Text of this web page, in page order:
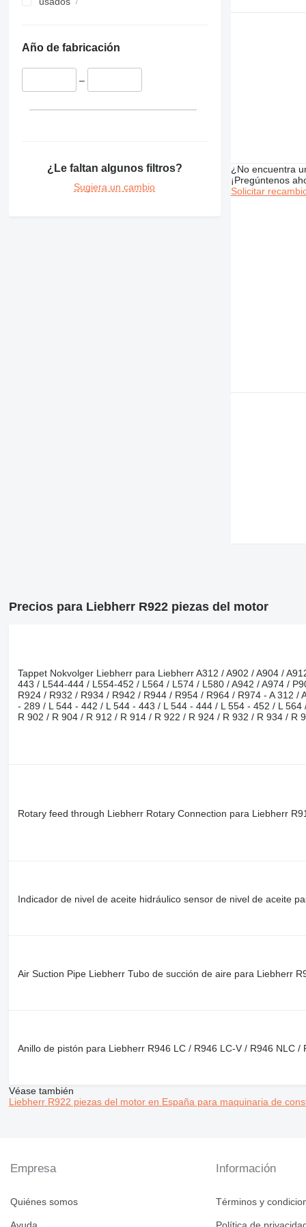
340
350
365
422
936
955
962
963
990
IT
V-series
R984
Año de fabricación
–
¿Le faltan algunos filtros?
Sugiera un cambio
¿No encuentra
¡Pregúntenos
Solicitar
Precios para Liebherr R922 piezas del motor
Tappet Nokvolger Liebherr para Liebherr A312 / A902 / A904 /
443 / L544-444 / L554-452 / L564 / L574 / L580 / A942 / A974 /
R924 / R932 / R934 / R942 / R944 / R954 / R964 / R974 - A 312 /
- 289 / L 544 - 442 / L 544 - 443 / L 544 - 444 / L 554 - 452 / L
R 902 / R 904 / R 912 / R 914 / R 922 / R 924 / R 932 / R 934 / R
Rotary feed through Liebherr Rotary Connection para Liebherr
Indicador de nivel de aceite hidráulico sensor de nivel de aceite
Air Suction Pipe Liebherr Tubo de succión de aire para Liebherr
Anillo de pistón para Liebherr R946 LC / R946 LC-V / R946 NLC
Véase también
Liebherr R922 piezas del motor en España para maquinaria de
Empresa
Quiénes somos
Información
Términos y